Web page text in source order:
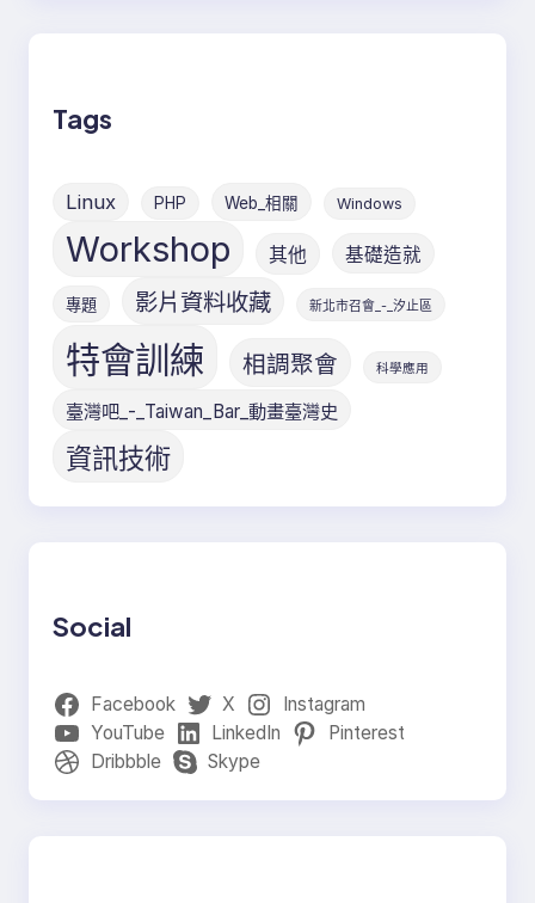
Tags
Linux PHP Web_相關 Windows
Workshop 其他 基礎造就
專題 影片資料收藏 新北市召會_-_汐止區
特會訓練 相調聚會 科學應用
臺灣吧_-_Taiwan_Bar_動畫臺灣史
資訊技術
Social
Facebook X
Instagram
YouTube
LinkedIn
Pinterest
Dribbble
Skype